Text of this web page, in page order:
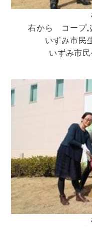
右から コープ
いずみ市民
いずみ市